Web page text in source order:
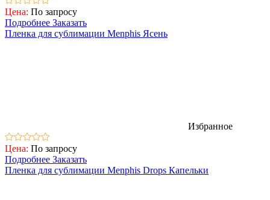
Цена: По запросу
Подробнее Заказать
Пленка для сублимации Menphis Ясень
Избранное
Цена: По запросу
Подробнее Заказать
Пленка для сублимации Menphis Drops Капельки